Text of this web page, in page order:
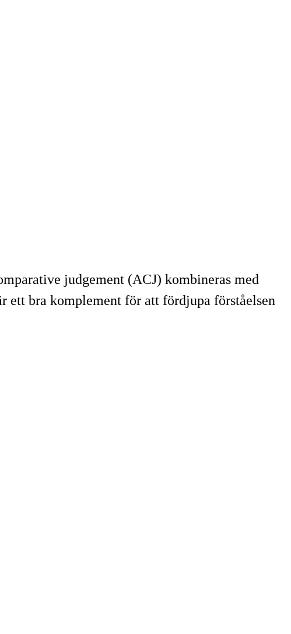
judgement (ACJ) kombineras med
ett bra komplement för att fördjupa förståelsen